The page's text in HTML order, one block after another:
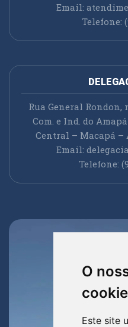
O
Este site
Email:
Telefone:
Rua General Rondon,
Com. e Ind. do
Central – Macapá –
Email:
Telefone: